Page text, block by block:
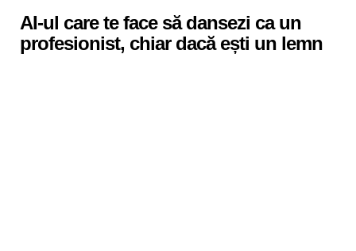
AI-ul care te face să dansezi ca un
profesionist, chiar dacă ești un lemn